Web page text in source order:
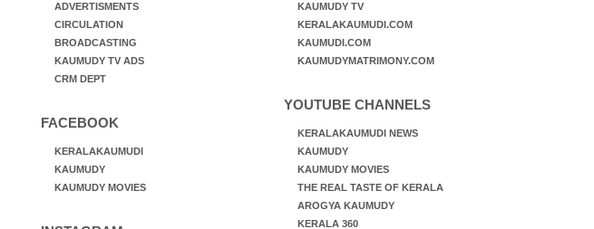
ADVERTISMENTS
CIRCULATION
BROADCASTING
KAUMUDY TV ADS
CRM DEPT
FACEBOOK
KERALAKAUMUDI
KAUMUDY
KAUMUDY MOVIES
KAUMUDY TV
KERALAKAUMUDI.COM
KAUMUDI.COM
KAUMUDYMATRIMONY.COM
YOUTUBE CHANNELS
KERALAKAUMUDI NEWS
KAUMUDY
KAUMUDY MOVIES
THE REAL TASTE OF KERALA
AROGYA KAUMUDY
KERALA 360